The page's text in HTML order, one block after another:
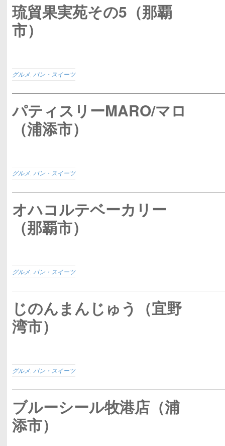
琉貿果実苑その5（那覇
市）
グルメ パン・スイーツ
パティスリーMARO/マロ
（浦添市）
グルメ パン・スイーツ
オハコルテベーカリー
（那覇市）
グルメ パン・スイーツ
じのんまんじゅう（宜野
湾市）
グルメ パン・スイーツ
ブルーシール牧港店（浦
添市）